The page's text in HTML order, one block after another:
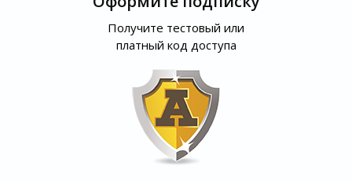
Получите тестовый или
платный код доступа